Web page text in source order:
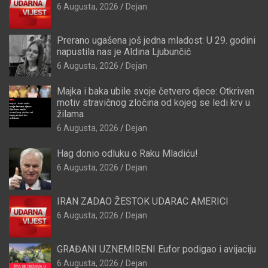
6 Augusta, 2026 Dejan
Prerano ugašena još jedna mladost: U 29. godini
napustila nas je Aldina Ljubunčić
6 Augusta, 2026 Dejan
Majka i baka ubile svoje četvero djece: Otkriven
motiv stravičnog zločina od kojeg se ledi krv u
žilama
6 Augusta, 2026 Dejan
Hag donio odluku o Raku Mladiću!
6 Augusta, 2026 Dejan
IRAN ZADAO ŽESTOK UDARAC AMERICI
6 Augusta, 2026 Dejan
GRAĐANI UZNEMIRENI Eufor podigao i avijaciju
6 Augusta, 2026 Dejan